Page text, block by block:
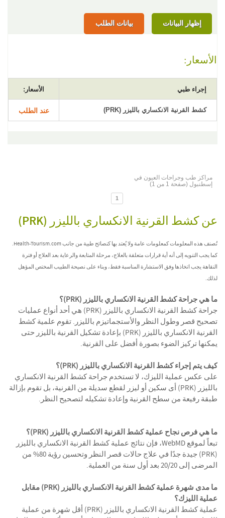
إظهار البيانات بيانات الطلب
الأسعار:
إجراء طبي الأسعار:
كشط القرنية الانكساري بالليزر (PRK) عند الطلب
مراكز طب وجراحات العيون في
إسطنبول (صفحة 1 من 1)
1
عن كشط القرنية الانكساري بالليزر (PRK)
تُصنف هذه المعلومات كمعلومات عامة ولا يُعتد بها كنصائح طبية من جانب Health-Tourism.com.
كما يجب التنويه إلى أنه أية قرارات متعلقة بالعلاج، مرحلة المتابعة والرعاية بعد العلاج أو فترة
النقاهة يجب اتخاذها وفق الاستشارة المناسبة فقط، وبناء على نصيحة الطبيب المختص المؤهل
لذلك.
ما هي جراحة كشط القرنية الانكساري بالليزر (PRK)؟
جراحة كشط القرنية الانكساري بالليزر (PRK) هي أحد أنواع عمليات
تصحيح قصر وطول النظر والأستجماتيزم بالليزر. تقوم علمية كشط
القرنية الانكساري بالليزر (PRK) بإعادة تشكيل القرنية بالليزر حتى
يمكنها تركيز الضوء بصورة أفضل على القرنية.
كيف يتم إجراء كشط القرنية الانكساري بالليزر (PRK)؟
على عكس عملية الليزك، لا تستخدم جراحة كشط القرنية الانكساري
بالليزر (PRK) أى سكين أو ليزر لقطع سديلة من القرنية، بل تقوم بإزالة
طبقة رفيعة من سطح القرنية وإعادة تشكيله لتصحيح النظر.
ما هي فرص نجاح عملية كشط القرنية الانكساري بالليزر (PRK)؟
تبعاً لموقع WebMD، فإن نتائج عملية كشط القرنية الانكساري بالليزر
(PRK) جيدة جدًا في علاج حالات قصر النظر وتحسين رؤية 80% من
المرضى إلى 20/20 بعد أول سنة من العملية.
ما مدى شهرة عملية كشط القرنية الانكساري بالليزر (PRK) مقابل
عملية الليزك؟
عملية كشط القرنية الانكساري بالليزر (PRK) أقل شهرة من عملية